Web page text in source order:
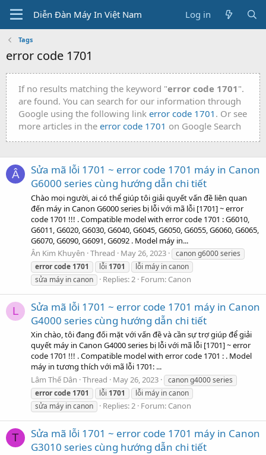
Diễn Đàn Máy In Việt Nam Log in
Tags
error code 1701
If no results matching the keyword "error code 1701 ".
are found. You can search for our information through
Google using the following link error code 1701 . Or see
more articles in the error code 1701 on Google Search
Â
Sửa mã lỗi 1701 ~ error code 1701 máy in Canon
G6000 series cùng hướng dẫn chi tiết
Chào mọi người, ai có thể giúp tôi giải quyết vấn đề liên quan
đến máy in Canon G6000 series bị lỗi với mã lỗi [1701] ~ error
code 1701 !!! . Compatible model with error code 1701 : G6010,
G6011, G6020, G6030, G6040, G6045, G6050, G6055, G6060, G6065,
G6070, G6090, G6091, G6092 . Model máy in...
Ân Kim Khuyên Thread May 26, 2023
canon g6000 series
errorcode 1701 lỗi 1701
lỗi máy in canon
sửa máy in canon
Replies: 2 Forum: Canon
L
Sửa mã lỗi 1701 ~ error code 1701 máy in Canon
G4000 series cùng hướng dẫn chi tiết
Xin chào, tôi đang đối mặt với vấn đề và cần sự trợ giúp để giải
quyết máy in Canon G4000 series bị lỗi với mã lỗi [1701] ~ error
code 1701 !!! . Compatible model with error code 1701 : . Model
máy in tương thích với mã lỗi 1701: ...
Lâm Thế Dân Thread May 26, 2023
canon g4000 series
errorcode 1701 lỗi 1701
lỗi máy in canon
sửa máy in canon
Replies: 2 Forum: Canon
T
Sửa mã lỗi 1701 ~ error code 1701 máy in Canon
G3010 series cùng hướng dẫn chi tiết